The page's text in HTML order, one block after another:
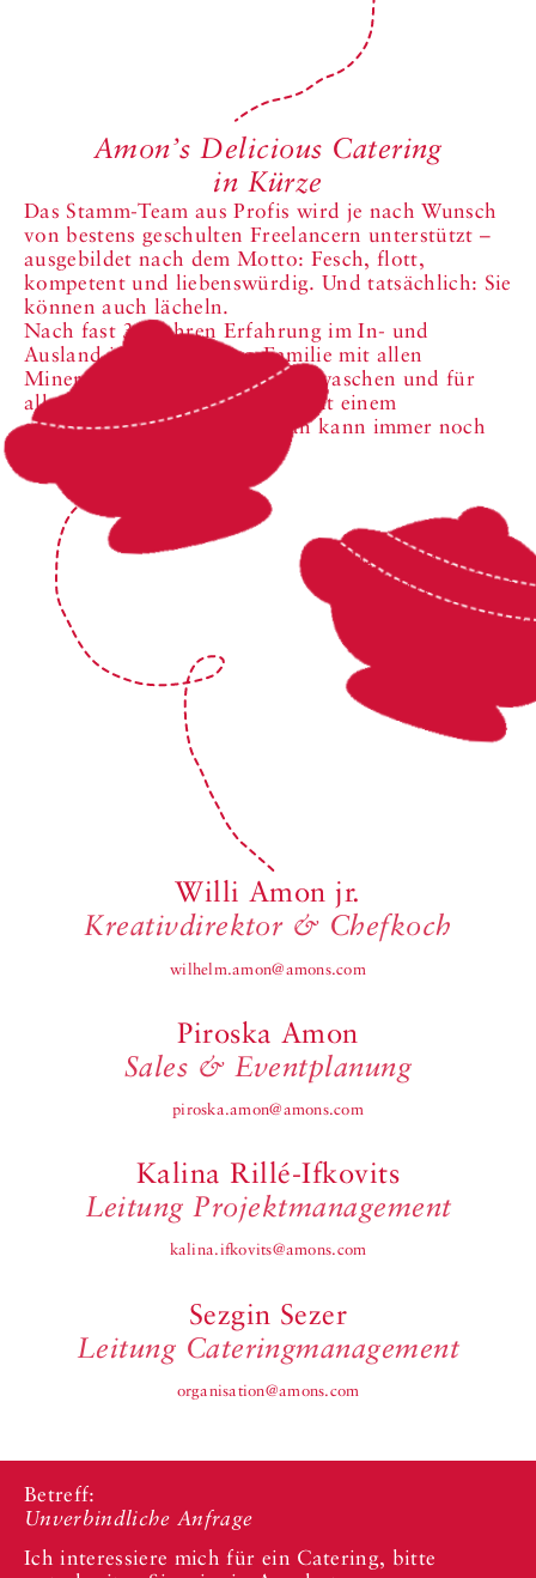
Amon’s Delicious Catering
in Kürze
Das Stamm-Team aus Profis wird je nach Wunsch
von bestens geschulten Freelancern unterstützt –
ausgebildet nach dem Motto: Fesch, flott,
kompetent und liebenswürdig. Und tatsächlich: Sie
können auch lächeln.
Nach fast 30 Jahren Erfahrung im In- und
Ausland ist die Catering-Familie mit allen
Mineralwassern dieser Welt gewaschen und für
alle Eventualitäten gerüstet. Mit einem
selbstgewählten Auftrag: Man kann immer noch
Willi Amon jr.
Kreativdirektor & Chefkoch
wilhelm.amon@amons.com
Piroska Amon
Sales & Eventplanung
piroska.amon@amons.com
Kalina Rillé-Ifkovits
Leitung Projektmanagement
kalina.ifkovits@amons.com
Sezgin Sezer
Leitung Cateringmanagement
organisation@amons.com
Betreff:
Unverbindliche Anfrage
Ich interessiere mich für ein Catering, bitte